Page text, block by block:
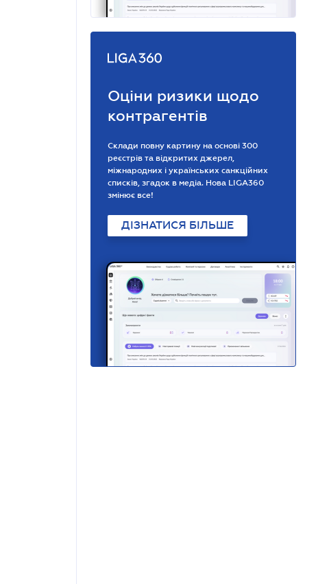
Оціни ризики щодо
контрагентів
Склади повну картину на основі 300
реєстрів та відкритих джерел,
міжнародних і українських санкційних
списків, згадок в медіа. Нова LIGA360
змінює все!
ДІЗНАТИСЯ БІЛЬШЕ